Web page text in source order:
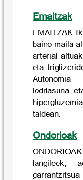
Emaitzak
EMAITZAK
baino maila
arterial
eta
Autonomia
loditasuna
taldean.
Ondorioak
langileek,